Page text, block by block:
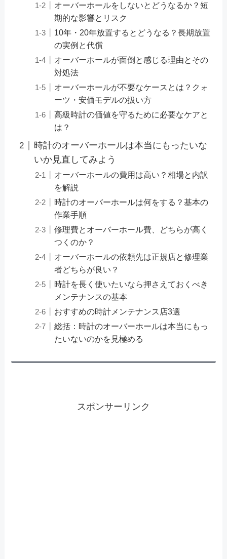
オーバーホールをしないとどうなるか？短
期的な影響とリスク
10年・20年放置するとどうなる？長期放置
の実例と代償
オーバーホールが面倒と感じる理由とその
対処法
オーバーホールが不要なケースとは？クォ
ーツ・安価モデルの扱い方
高級時計の価値を守るために必要なケアと
は？
時計のオーバーホールは本当にもったいな
いか見直してみよう
オーバーホールの費用は高い？相場と内訳
を解説
時計のオーバーホールは何をする？基本の
作業手順
修理費とオーバーホール費、どちらが高く
つくのか？
オーバーホールの依頼先は正規店と修理業
者どちらが良い？
時計を長く使いたいなら押さえておくべき
メンテナンスの基本
おすすめの時計メンテナンス店3選
総括：時計のオーバーホールは本当にもっ
たいないのかを見極める
スポンサーリンク